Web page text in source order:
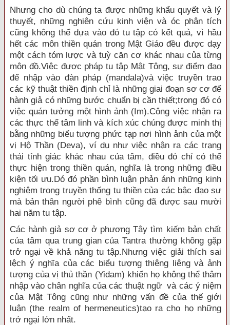
Nhưng cho dù chúng ta được những khẩu quyết và lý
thuyết, những nghiên cứu kinh viện và óc phân tích
cũng không thể dựa vào đó tu tập có kết quả, vì hầu
hết các môn thiền quán trong Mật Giáo đều được dạy
một cách tóm lược và tuỳ căn cơ khác nhau của từng
môn đồ.Việc được pháp tu tập Mật Tông, sự điểm đạo
để nhập vào đàn pháp (mandala)và việc truyền trao
các kỹ thuật thiền định chỉ là những giai đoạn sơ cơ để
hành giả có những bước chuẩn bị cần thiết;trong đó có
việc quán tưởng một hình ảnh (Im).Công việc nhận ra
các thực thể tâm linh và kích xúc chúng được minh thị
bằng những biểu tượng phức tạp nơi hình ảnh của một
vị Hộ Thần (Deva), ví dụ như việc nhận ra các trạng
thái tỉnh giác khác nhau của tâm, điều đó chỉ có thể
thực hiện trong thiền quán, nghĩa là trong những điều
kiện tối ưu.Dó đó phần bình luận phản ánh những kinh
nghiệm trong truyền thống tu thiền của các bậc đạo sư
mà bản thân người phê bình cũng đã được sau mười
hai năm tu tập.
Các hành giả sơ cơ ở phương Tây tìm kiếm bản chất
của tâm qua trung gian của Tantra thường không gặp
trở ngại về khả năng tu tập.Nhưng việc giải thích sai
lệch ý nghĩa của các biểu tượng thiêng liêng và ảnh
tượng của vị thủ thần (Yidam) khiến họ không thể thâm
nhập vào chân nghĩa của các thuật ngữ và các ý niệm
của Mật Tông cũng như những vấn đề của thế giới
luận (the realm of hermeneutics)tạo ra cho họ những
trở ngại lớn nhất.